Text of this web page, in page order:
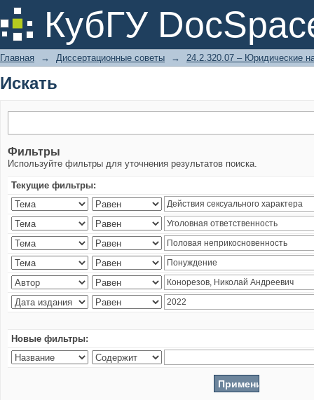
КубГУ
Искать
Главная → Диссертационные советы → 24.2.320.07 – Юридические
Искать
Фильтры
Используйте фильтры для уточнения результатов поиска.
Текущие фильтры:
Новые фильтры: